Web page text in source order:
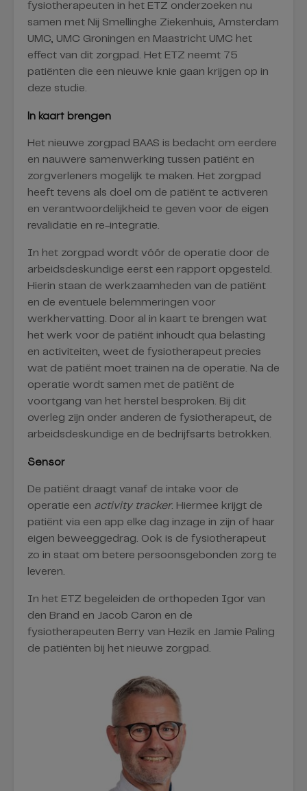
fysiotherapeuten in het ETZ onderzoeken nu
samen met Nij Smellinghe Ziekenhuis, Amsterdam
UMC, UMC Groningen en Maastricht UMC het
effect van dit zorgpad. Het ETZ neemt 75
patiënten die een nieuwe knie gaan krijgen op in
deze studie.
In kaart brengen
Het nieuwe zorgpad BAAS is bedacht om eerdere
en nauwere samenwerking tussen patiënt en
zorgverleners mogelijk te maken. Het zorgpad
heeft tevens als doel om de patiënt te activeren
en verantwoordelijkheid te geven voor de eigen
revalidatie en re-integratie.
In het zorgpad wordt vóór de operatie door de
arbeidsdeskundige eerst een rapport opgesteld.
Hierin staan de werkzaamheden van de patiënt
en de eventuele belemmeringen voor
werkhervatting. Door al in kaart te brengen wat
het werk voor de patiënt inhoudt qua belasting
en activiteiten, weet de fysiotherapeut precies
wat de patiënt moet trainen na de operatie. Na de
operatie wordt samen met de patiënt de
voortgang van het herstel besproken. Bij dit
overleg zijn onder anderen de fysiotherapeut, de
arbeidsdeskundige en de bedrijfsarts betrokken.
Sensor
De patiënt draagt vanaf de intake voor de
operatie een activity tracker. Hiermee krijgt de
patiënt via een app elke dag inzage in zijn of haar
eigen beweeggedrag. Ook is de fysiotherapeut
zo in staat om betere persoonsgebonden zorg te
leveren.
In het ETZ begeleiden de orthopeden Igor van
den Brand en Jacob Caron en de
fysiotherapeuten Berry van Hezik en Jamie Paling
de patiënten bij het nieuwe zorgpad.